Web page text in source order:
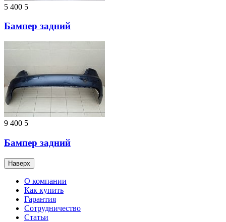
5 400 5
Бампер задний
9 400 5
Бампер задний
Наверх
О компании
Как купить
Гарантия
Сотрудничество
Статьи